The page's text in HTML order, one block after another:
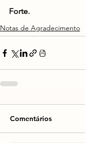
Forte.
Notas de Agradecimento
Comentários